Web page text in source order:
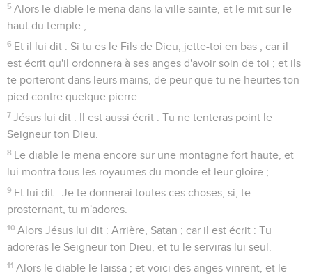
5 Alors le diable le mena dans la ville sainte, et le mit sur le
haut du temple ;
6 Et il lui dit : Si tu es le Fils de Dieu, jette-toi en bas ; car il
est écrit qu'il ordonnera à ses anges d'avoir soin de toi ; et ils
te porteront dans leurs mains, de peur que tu ne heurtes ton
pied contre quelque pierre.
7 Jésus lui dit : Il est aussi écrit : Tu ne tenteras point le
Seigneur ton Dieu.
8 Le diable le mena encore sur une montagne fort haute, et
lui montra tous les royaumes du monde et leur gloire ;
9 Et lui dit : Je te donnerai toutes ces choses, si, te
prosternant, tu m'adores.
10 Alors Jésus lui dit : Arrière, Satan ; car il est écrit : Tu
adoreras le Seigneur ton Dieu, et tu le serviras lui seul.
11 Alors le diable le laissa ; et voici des anges vinrent, et le